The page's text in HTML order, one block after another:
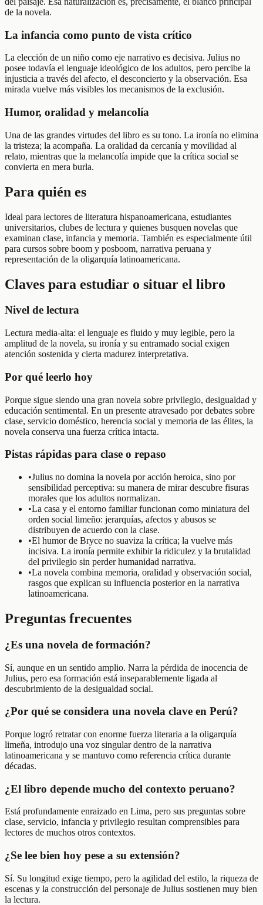
de la novela.
La infancia como punto de vista crítico
La elección de un niño como eje narrativo es decisiva. Julius no
posee todavía el lenguaje ideológico de los adultos, pero percibe la
injusticia a través del afecto, el desconcierto y la observación. Esa
mirada vuelve más visibles los mecanismos de la exclusión.
Humor, oralidad y melancolía
Una de las grandes virtudes del libro es su tono. La ironía no elimina
la tristeza; la acompaña. La oralidad da cercanía y movilidad al
relato, mientras que la melancolía impide que la crítica social se
convierta en mera burla.
Para quién es
Ideal para lectores de literatura hispanoamericana, estudiantes
universitarios, clubes de lectura y quienes busquen novelas que
examinan clase, infancia y memoria. También es especialmente útil
para cursos sobre boom y posboom, narrativa peruana y
representación de la oligarquía latinoamericana.
Claves para estudiar o situar el libro
Nivel de lectura
Lectura media-alta: el lenguaje es fluido y muy legible, pero la
amplitud de la novela, su ironía y su entramado social exigen
atención sostenida y cierta madurez interpretativa.
Por qué leerlo hoy
Porque sigue siendo una gran novela sobre privilegio, desigualdad y
educación sentimental. En un presente atravesado por debates sobre
clase, servicio doméstico, herencia social y memoria de las élites, la
novela conserva una fuerza crítica intacta.
Pistas rápidas para clase o repaso
•Julius no domina la novela por acción heroica, sino por
sensibilidad perceptiva: su manera de mirar descubre fisuras
morales que los adultos normalizan.
•La casa y el entorno familiar funcionan como miniatura del
orden social limeño: jerarquías, afectos y abusos se
distribuyen de acuerdo con la clase.
•El humor de Bryce no suaviza la crítica; la vuelve más
incisiva. La ironía permite exhibir la ridiculez y la brutalidad
del privilegio sin perder humanidad narrativa.
•La novela combina memoria, oralidad y observación social,
rasgos que explican su influencia posterior en la narrativa
latinoamericana.
Preguntas frecuentes
¿Es una novela de formación?
Sí, aunque en un sentido amplio. Narra la pérdida de inocencia de
Julius, pero esa formación está inseparablemente ligada al
descubrimiento de la desigualdad social.
¿Por qué se considera una novela clave en Perú?
Porque logró retratar con enorme fuerza literaria a la oligarquía
limeña, introdujo una voz singular dentro de la narrativa
latinoamericana y se mantuvo como referencia crítica durante
décadas.
¿El libro depende mucho del contexto peruano?
Está profundamente enraizado en Lima, pero sus preguntas sobre
clase, servicio, infancia y privilegio resultan comprensibles para
lectores de muchos otros contextos.
¿Se lee bien hoy pese a su extensión?
Sí. Su longitud exige tiempo, pero la agilidad del estilo, la riqueza de
escenas y la construcción del personaje de Julius sostienen muy bien
la lectura.